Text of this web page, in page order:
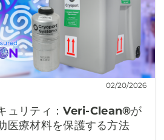
02/20/2026
ュリティ：Veri-Clean®が
医療材料を保護する方法